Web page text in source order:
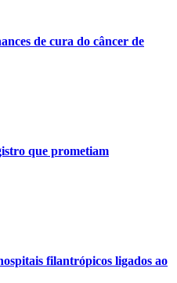
de cura do câncer de
que prometiam
filantrópicos ligados ao